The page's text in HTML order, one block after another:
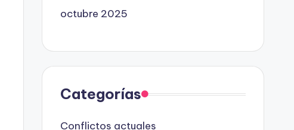
octubre 2025
Categorías
Conflictos actuales